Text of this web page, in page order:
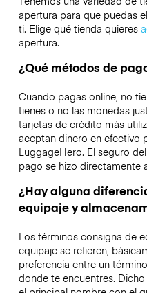
apertura para que puedas
ti. Elige qué tienda quieres
apertura.
¿Qué métodos de
Cuando pagas online, no
tienes o no las monedas
tarjetas de crédito más
aceptan dinero en efectivo
LuggageHero. El seguro
pago se hizo directamente
¿Hay alguna
equipaje y
Los términos consigna de
equipaje se refieren,
preferencia entre un
donde te encuentres.